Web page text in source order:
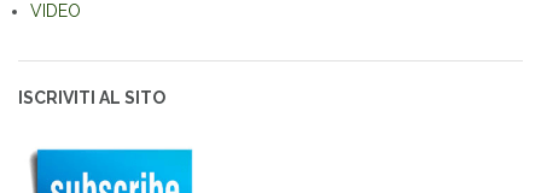
VIDEO
ISCRIVITI AL SITO